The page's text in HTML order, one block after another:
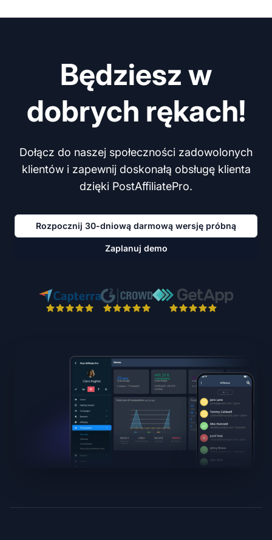
Będziesz w
dobrych rękach!
Dołącz do naszej społeczności zadowolonych
klientów i zapewnij doskonałą obsługę klienta
dzięki PostAffiliatePro.
Rozpocznij 30-dniową darmową wersję próbną
Zaplanuj demo